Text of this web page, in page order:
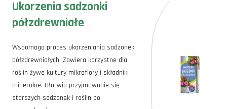
Ukorzenia sadzonki
półzdrewniałe
Wspomaga proces ukorzeniania sadzonek
półzdrewniałych. Zawiera korzystne dla
roślin żywe kultury mikroflory i składniki
mineralne. Ułatwia przyjmowanie się
starszych sadzonek i roślin po